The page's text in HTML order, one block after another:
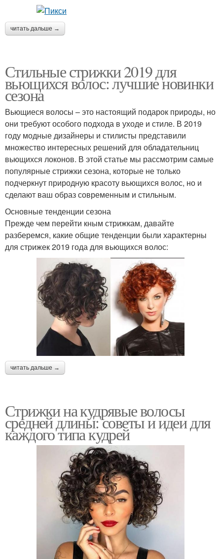
читать дальше →
Стильные стрижки 2019 для
вьющихся волос: лучшие новинки
сезона
Вьющиеся волосы – это настоящий подарок природы, но
они требуют особого подхода в уходе и стиле. В 2019
году модные дизайнеры и стилисты представили
множество интересных решений для обладательниц
вьющихся локонов. В этой статье мы рассмотрим самые
популярные стрижки сезона, которые не только
подчеркнут природную красоту вьющихся волос, но и
сделают ваш образ современным и стильным.
Основные тенденции сезона
Прежде чем перейти кным стрижкам, давайте
разберемся, какие общие тенденции были характерны
для стрижек 2019 года для вьющихся волос:
читать дальше →
Стрижки на кудрявые волосы
средней длины: советы и идеи для
каждого типа кудрей